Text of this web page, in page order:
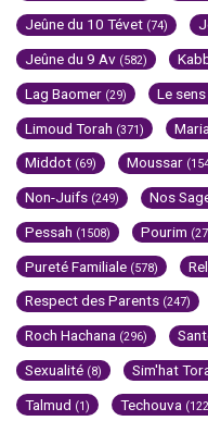
Jeûne du 10 Tévet (74)
Jeûne du 9 Av (582)
Lag Baomer (29) Le
Limoud Torah (371)
Middot (69) Moussar
Non-Juifs (249) Nos
Pessah (1508) Pourim
Pureté Familiale (578)
Respect des Parents (247)
Roch Hachana (296)
Sexualité (8) Sim'hat
Talmud (1) Techouva